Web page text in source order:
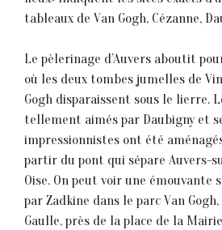
tableaux de Van Gogh, Cézanne,
Le pèlerinage d’Auvers aboutit
où les deux tombes jumelles de
Gogh disparaissent sous le lierre.
tellement aimés par Daubigny et
impressionnistes ont été
partir du pont qui sépare Auvers-
Oise. On peut voir une émouvante
par Zadkine dans le parc Van
Gaulle, près de la place de la